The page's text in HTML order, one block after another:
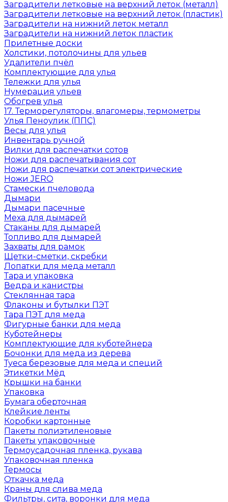
Заградители летковые на верхний леток (металл)
Заградители летковые на верхний леток (пластик)
Заградители на нижний леток металл
Заградители на нижний леток пластик
Прилетные доски
Холстики, потолочины для ульев
Удалители пчёл
Комплектующие для улья
Тележки для улья
Нумерация ульев
Обогрев улья
17. Терморегуляторы, влагомеры, термометры
Улья Пеноулик (ППС)
Весы для улья
Инвентарь ручной
Вилки для распечатки сотов
Ножи для распечатывания сот
Ножи для распечатки сот электрические
Ножи JERO
Стамески пчеловода
Дымари
Дымари пасечные
Меха для дымарей
Стаканы для дымарей
Топливо для дымарей
Захваты для рамок
Щетки-сметки, скребки
Лопатки для меда металл
Тара и упаковка
Ведра и канистры
Стеклянная тара
Флаконы и бутылки ПЭТ
Тара ПЭТ для меда
Фигурные банки для меда
Куботейнеры
Комплектующие для куботейнера
Бочонки для меда из дерева
Туеса березовые для меда и специй
Этикетки Мёд
Крышки на банки
Упаковка
Бумага оберточная
Клейкие ленты
Коробки картонные
Пакеты полиэтиленовые
Пакеты упаковочные
Термоусадочная пленка, рукава
Упаковочная пленка
Термосы
Откачка меда
Краны для слива меда
Фильтры, сита, воронки для меда